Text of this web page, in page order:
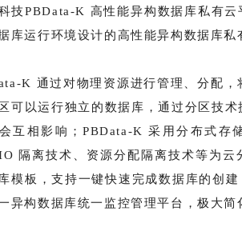
技PBData-K 高性能异构数据库私有
库运行环境设计的高性能异构数据库私
K 通过对物理资源进行管理、分配
可以运行独立的数据库，通过分区技
互相影响；PBData-K 采用分布式
隔离技术、资源分配隔离技术等为
模板，支持一键快速完成数据库的创
异构数据库统一监控管理平台，极大简